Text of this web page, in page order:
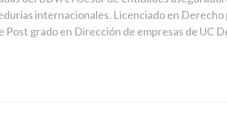
internacionales. Licenciado en
Post grado en Dirección de empresas de UC